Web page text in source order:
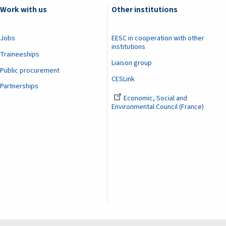
Work with us
Jobs
Traineeships
Public procurement
Partnerships
Other institutions
EESC in cooperation with other
institutions
Liaison group
CESLink
Economic, Social and
Environmental Council (France)